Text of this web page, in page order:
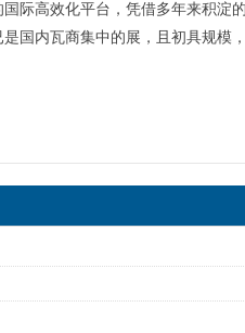
际高效化平台，凭借多年来积淀
国内瓦商集中的展，且初具规模